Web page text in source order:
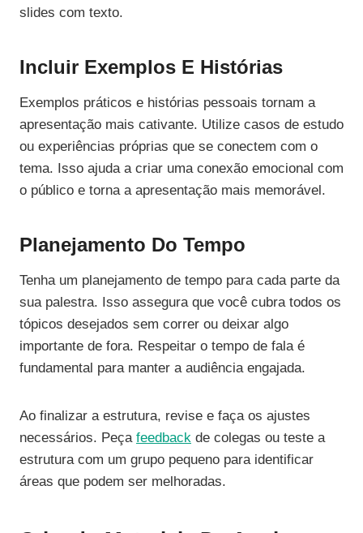
slides com texto.
Incluir Exemplos E Histórias
Exemplos práticos e histórias pessoais tornam a
apresentação mais cativante. Utilize casos de estudo
ou experiências próprias que se conectem com o
tema. Isso ajuda a criar uma conexão emocional com
o público e torna a apresentação mais memorável.
Planejamento Do Tempo
Tenha um planejamento de tempo para cada parte da
sua palestra. Isso assegura que você cubra todos os
tópicos desejados sem correr ou deixar algo
importante de fora. Respeitar o tempo de fala é
fundamental para manter a audiência engajada.
Ao finalizar a estrutura, revise e faça os ajustes
necessários. Peça feedback de colegas ou teste a
estrutura com um grupo pequeno para identificar
áreas que podem ser melhoradas.